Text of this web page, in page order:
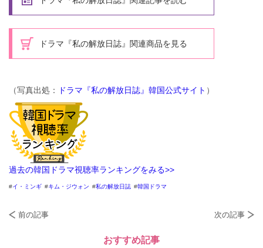
ドラマ『私の解放日誌』関連商品を見る
（写真出処： ドラマ『私の解放日誌』韓国公式サイト ）
過去の韓国ドラマ視聴率ランキングをみる>>
イ・ミンギ キム・ジウォン 私の解放日誌 韓国ドラマ
前の記事 次の記事
おすすめ記事